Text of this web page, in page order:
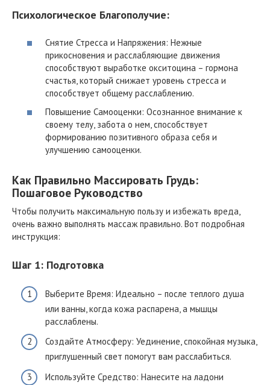
Психологическое Благополучие:
Снятие Стресса и Напряжения: Нежные
прикосновения и расслабляющие движения
способствуют выработке окситоцина – гормона
счастья, который снижает уровень стресса и
способствует общему расслаблению.
Повышение Самооценки: Осознанное внимание к
своему телу, забота о нем, способствует
формированию позитивного образа себя и
улучшению самооценки.
Как Правильно Массировать Грудь:
Пошаговое Руководство
Чтобы получить максимальную пользу и избежать вреда,
очень важно выполнять массаж правильно. Вот подробная
инструкция:
Шаг 1: Подготовка
Выберите Время: Идеально – после теплого душа
или ванны, когда кожа распарена, а мышцы
расслаблены.
Создайте Атмосферу: Уединение, спокойная музыка,
приглушенный свет помогут вам расслабиться.
Используйте Средство: Нанесите на ладони